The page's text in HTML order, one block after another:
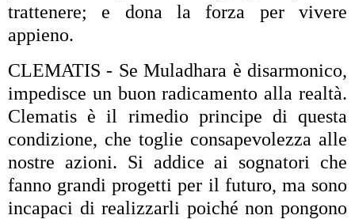
trattenere; e dona la forza per vivere
appieno.
CLEMATIS - Se Muladhara è disarmonico,
impedisce un buon radicamento alla realtà.
Clematis è il rimedio principe di questa
condizione, che toglie consapevolezza alle
nostre azioni. Si addice ai sognatori che
fanno grandi progetti per il futuro, ma sono
incapaci di realizzarli poiché non pongono